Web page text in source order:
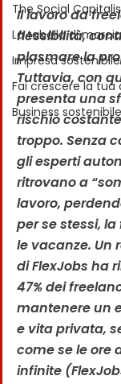
The Social
La tabella di
Impresa sostenibile
Fai crescere la tua
Business sostenibile
Il lavoro da
flessibilità,
plasmare la
Tuttavia, con
presenta una
rischio
troppo. Senza
gli esperti
ritrovano a
lavoro,
per se stessi,
le vacanze. Un
di FlexJobs ha
47% dei
mantenere un
e vita privata,
come se le ore
infinite